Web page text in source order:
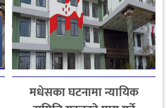
मधेसका घटनामा न्यायिक